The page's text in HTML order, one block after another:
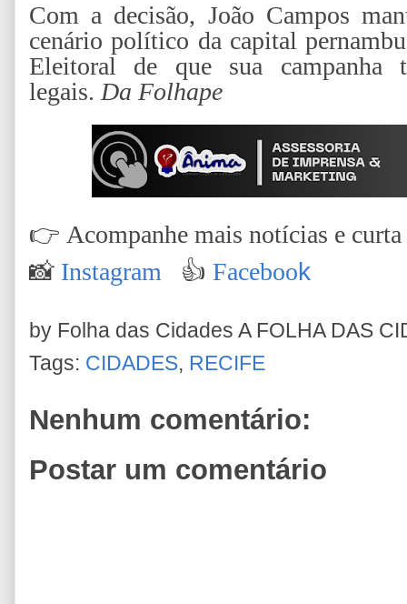
Com a decisão, João Campos
cenário político da capital
Eleitoral de que sua campanha
legais. Da Folhape
👉 Acompanhe mais notícias e curta
📸 Instagram 👍 Facebook
by Folha das Cidades A FOLHA DAS
Tags: CIDADES, RECIFE
Nenhum comentário:
Postar um comentário